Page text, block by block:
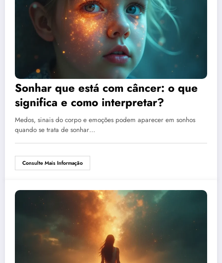
Sonhar que está com câncer: o que
significa e como interpretar?
Medos, sinais do corpo e emoções podem aparecer em sonhos
quando se trata de sonhar…
Consulte Mais Informação